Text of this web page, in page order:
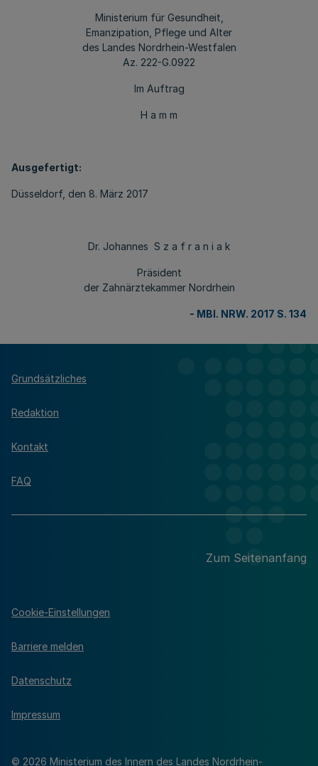
Ministerium für Gesundheit,
Emanzipation, Pflege und Alter
des Landes Nordrhein-Westfalen
Az. 222-G.0922
Im Auftrag
H a m m
Ausgefertigt:
Düsseldorf, den 8. März 2017
Dr. Johannes S z a f r a n i a k
Präsident
der Zahnärztekammer Nordrhein
- MBl. NRW. 2017 S. 134
Grundsätzliches
Redaktion
Kontakt
FAQ
Zum Seitenanfang
© 2026 Ministerium des Innern des Landes Nordrhein-
Cookie-Einstellungen
Barriere melden
Datenschutz
Impressum